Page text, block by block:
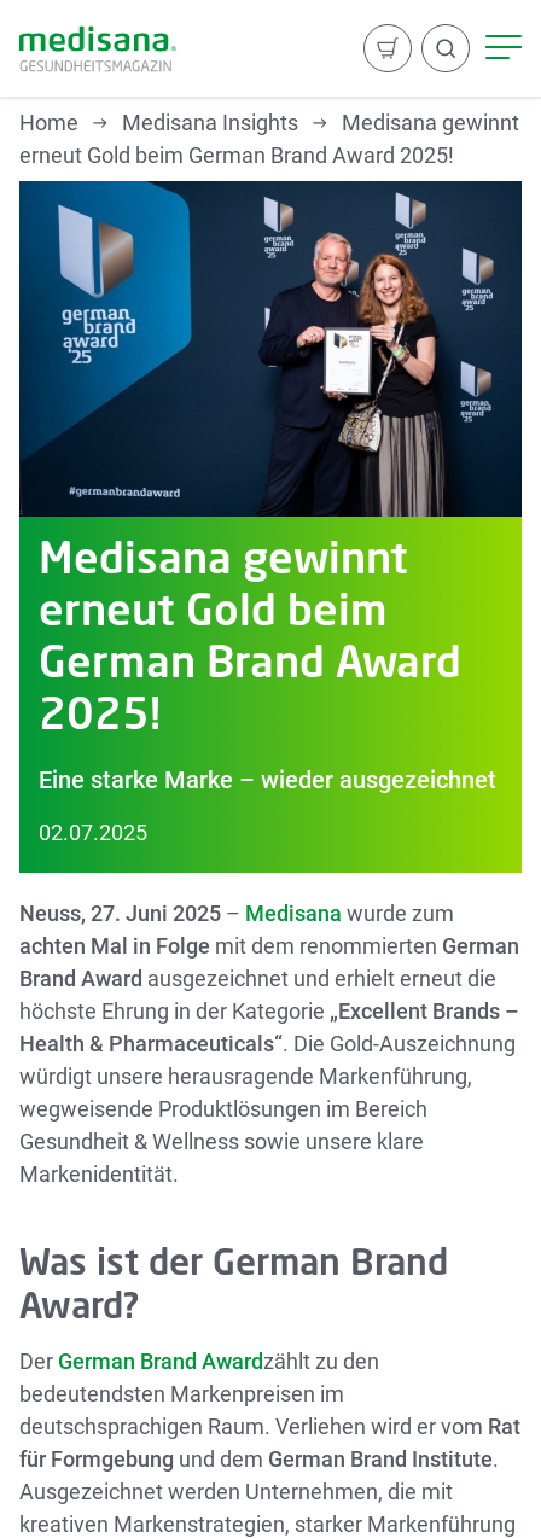
Suchen
Home Medisana Insights
Medisana gewinnt
erneut Gold beim German Brand Award 2025!
Medisana gewinnt
erneut Gold beim
German Brand Award
2025!
Eine starke Marke – wieder ausgezeichnet
02.07.2025
Neuss, 27. Juni 2025 – Medisana wurde zum
achten Mal in Folge mit dem renommierten German
Brand Award ausgezeichnet und erhielt erneut die
höchste Ehrung in der Kategorie „Excellent Brands –
Health & Pharmaceuticals“. Die Gold-Auszeichnung
würdigt unsere herausragende Markenführung,
wegweisende Produktlösungen im Bereich
Gesundheit & Wellness sowie unsere klare
Markenidentität.
Was ist der German Brand
Award?
Der German Brand Awardzählt zu den
bedeutendsten Markenpreisen im
deutschsprachigen Raum. Verliehen wird er vom Rat
für Formgebung und dem German Brand Institute.
Ausgezeichnet werden Unternehmen, die mit
kreativen Markenstrategien, starker Markenführung